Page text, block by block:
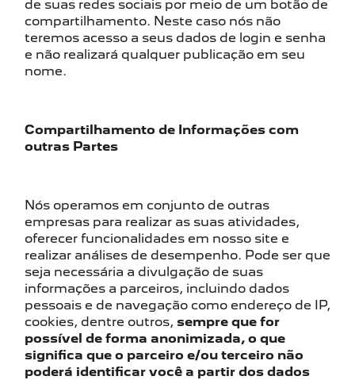
de suas redes sociais por meio de um botão de
compartilhamento. Neste caso nós não
teremos acesso a seus dados de login e senha
e não realizará qualquer publicação em seu
nome.
Compartilhamento de Informações com
outras Partes
Nós operamos em conjunto de outras
empresas para realizar as suas atividades,
oferecer funcionalidades em nosso site e
realizar análises de desempenho. Pode ser que
seja necessária a divulgação de suas
informações a parceiros, incluindo dados
pessoais e de navegação como endereço de IP,
cookies, dentre outros, sempre que for
possível de forma anonimizada, o que
significa que o parceiro e/ou terceiro não
poderá identificar você a partir dos dados